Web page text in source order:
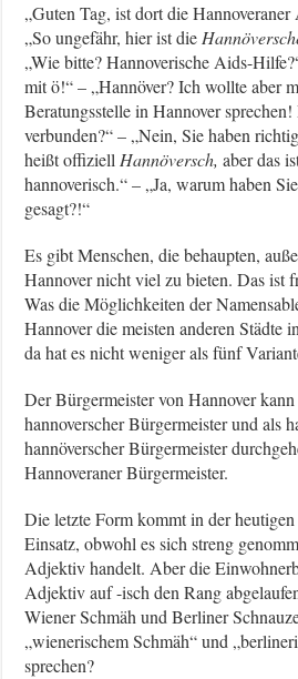
„Guten Tag, ist dort die
„So ungefähr, hier ist die
„Wie bitte? Hannoverische Aids-
mit ö!“ – „Hannöver? Ich wollte aber
Beratungsstelle in Hannover
verbunden?“ – „Nein, Sie haben
heißt offiziellHannöversch, aber das
hannoverisch.“ – „Ja, warum haben
gesagt?!“
Es gibt Menschen, die behaupten,
Hannover nicht viel zu bieten. Das ist
Was die Möglichkeiten der
Hannover die meisten anderen Städte
da hat es nicht weniger als fünf
Der Bürgermeister von Hannover
hannoverscher Bürgermeister und als
hannöverscher Bürgermeister
Hannoveraner Bürgermeister.
Die letzte Form kommt in der
Einsatz, obwohl es sich streng
Adjektiv handelt. Aber die
Adjektiv auf -isch den Rang
Wiener Schmäh und Berliner
„wienerischem Schmäh“ und
sprechen?